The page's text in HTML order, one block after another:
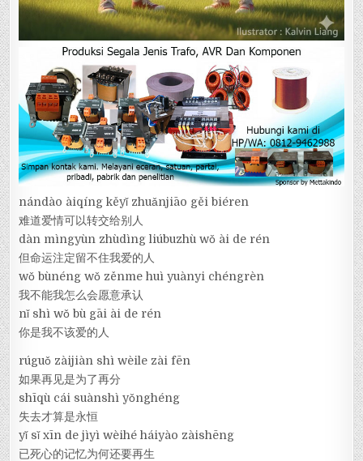
nándào àiqíng kěyǐ zhuǎnjiāo gěi biéren
难道爱情可以转交给别人
dàn mìngyùn zhùdìng liúbuzhù wǒ ài de rén
但命运注定留不住我爱的人
wǒ bùnéng wǒ zěnme huì yuànyi chéngrèn
我不能我怎么会愿意承认
nǐ shì wǒ bù gāi ài de rén
你是我不该爱的人
rúguǒ zàijiàn shì wèile zài fēn
如果再见是为了再分
shīqù cái suànshì yǒnghéng
失去才算是永恒
yǐ sǐ xīn de jìyì wèihé háiyào zàishēng
已死心的记忆为何还要再生